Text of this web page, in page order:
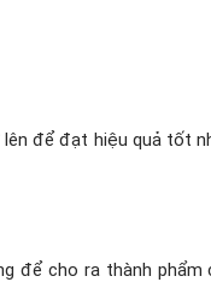
để đạt hiệu quả tốt
để cho ra thành